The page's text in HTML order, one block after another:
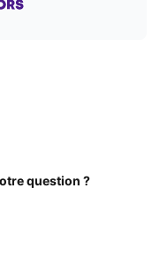
question ?